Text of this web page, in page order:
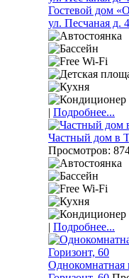
Гостевой дом
ул. Песчаная д. 4
| Подробнее...
Частный дом в
Просмотров:
| Подробнее...
Однокомнатная